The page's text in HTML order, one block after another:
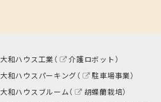
大和ハウス工業（ 介護ロボット）
大和ハウスパーキング（
駐車場事業）
大和ハウスブルーム（
胡蝶蘭栽培）